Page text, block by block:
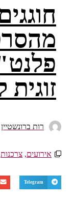
רות ברונשטיין
אירועים, צרכנות
Telegram